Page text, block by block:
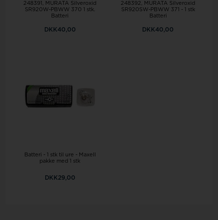
248391, MURATA Silveroxid
SR920W-PBWW 370 1 stk.
Batteri
DKK40,00
248392, MURATA Silveroxid
SR920SW-PBWW 371 - 1 stk
Batteri
DKK40,00
Batteri - 1 stk til ure - Maxell
pakke med 1 stk
DKK29,00